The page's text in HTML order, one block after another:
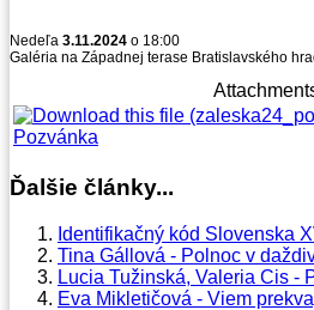
Nedeľa 3.11.2024 o 18:00
Galéria na Západnej terase Bratislavského
Pozvánka
Ďalšie články...
Identifikačný kód Slovenska
Tina Gállová - Polnoc v
Lucia Tužinská, Valeria Cis -
Eva Mikletičová - Viem